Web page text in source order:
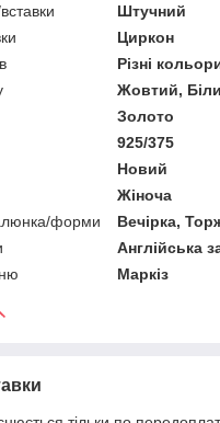
Штучний
Циркон
Різні
Жовтий,
Золото
925/375
Новий
Жіноча
форми
Вечірка,
Англійська
Маркіз